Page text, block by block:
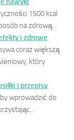
1500 kcal
na zdrową...
i zdrowe
coraz większą
który
i przepisy
wprowadzić do